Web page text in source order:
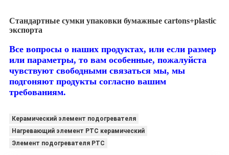
Стандартные сумки упаковки бумажные cartons+plastic
экспорта
Все вопросы о наших продуктах, или если размер
или параметры, то вам особенные, пожалуйста
чувствуют свободными связаться мы, мы
подгоняют продукты согласно вашим
требованиям.
Керамический элемент подогревателя
Нагревающий элемент PTC керамический
Элемент подогревателя PTC